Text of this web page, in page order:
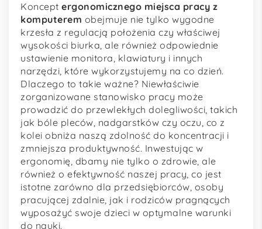
Koncept ergonomicznego miejsca pracy z
komputerem obejmuje nie tylko wygodne
krzesła z regulacją położenia czy właściwej
wysokości biurka, ale również odpowiednie
ustawienie monitora, klawiatury i innych
narzędzi, które wykorzystujemy na co dzień.
Dlaczego to takie ważne? Niewłaściwie
zorganizowane stanowisko pracy może
prowadzić do przewlekłych dolegliwości, takich
jak bóle pleców, nadgarstków czy oczu, co z
kolei obniża naszą zdolność do koncentracji i
zmniejsza produktywność. Inwestując w
ergonomię, dbamy nie tylko o zdrowie, ale
również o efektywność naszej pracy, co jest
istotne zarówno dla przedsiębiorców, osoby
pracującej zdalnie, jak i rodziców pragnących
wyposażyć swoje dzieci w optymalne warunki
do nauki.